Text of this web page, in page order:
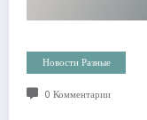
Новости Разные
0 Комментарии